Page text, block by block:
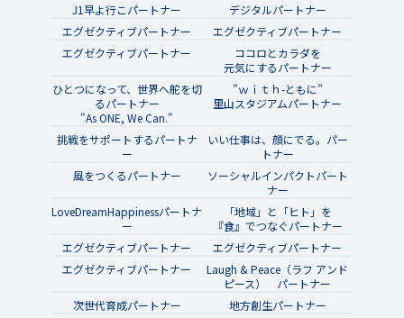
J1早よ行こパートナー
デジタルパートナー
エグゼクティブパートナー
エグゼクティブパートナー
エグゼクティブパートナー
ココロとカラダを
元気にするパートナー
ひとつになって、世界へ舵を切
るパートナー
"As ONE, We Can."
”ｗｉｔｈ-ともに”
里山スタジアムパートナー
挑戦をサポートするパートナ
ー
いい仕事は、顔にでる。パー
トナー
風をつくるパートナー
ソーシャルインパクトパート
ナー
LoveDreamHappinessパートナ
ー
「地域」と「ヒト」を
『食』でつなぐパートナー
エグゼクティブパートナー
エグゼクティブパートナー
エグゼクティブパートナー
Laugh & Peace（ラフ アンド
ピース） パートナー
次世代育成パートナー
地方創生パートナー